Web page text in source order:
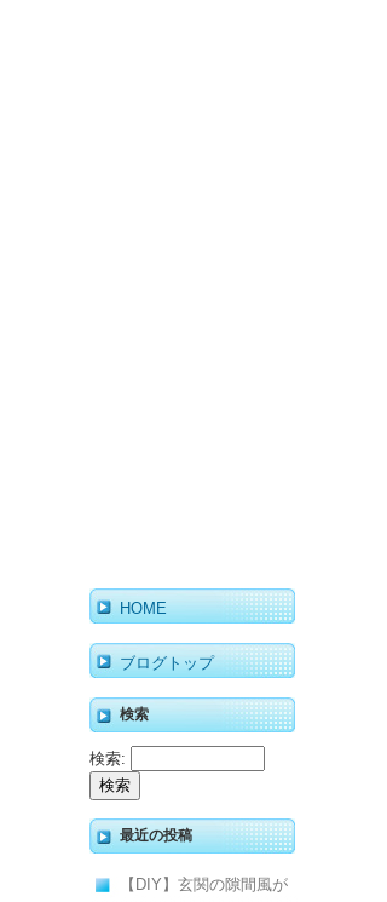
HOME
ブログトップ
検索
検索:
最近の投稿
【DIY】玄関の隙間風が